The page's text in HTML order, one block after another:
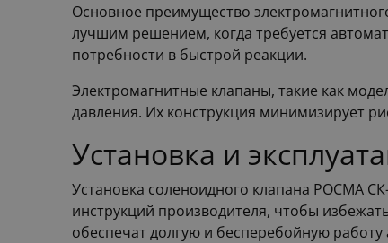
Основное преимущество
лучшим решением, когда требуется
потребности в быстрой реакции.
Электромагнитные клапаны, такие как
давления. Их конструкция минимизирует
Установка и
Установка соленоидного клапана РОСМА
инструкций производителя, чтобы
обеспечат долгую и бесперебойную работу